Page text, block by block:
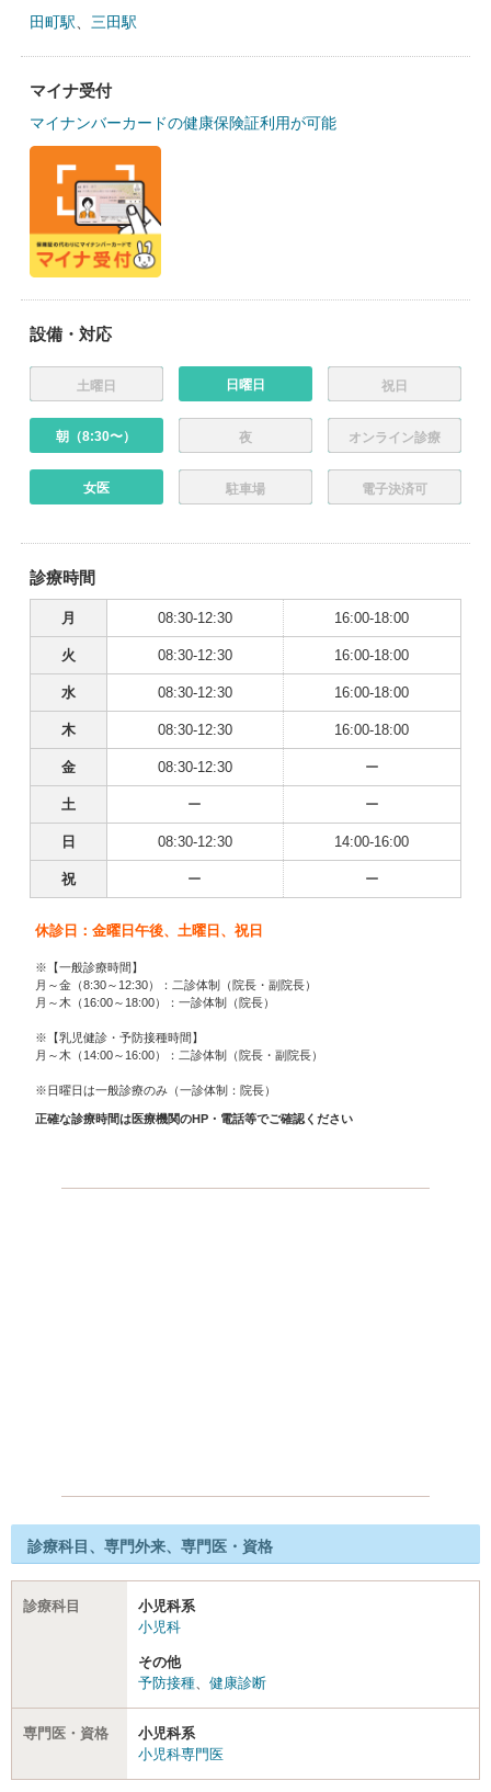
田町駅 三田駅
マイナ受付
マイナンバーカードの健康保険証利用が可能
設備・対応
土曜日 日曜日 祝日
朝（8:30〜） 夜 オンライン診療
女医 駐車場 電子決済可
診療時間
月 08:30-12:30 16:00-18:00
火 08:30-12:30 16:00-18:00
水 08:30-12:30 16:00-18:00
木 08:30-12:30 16:00-18:00
金 08:30-12:30 ー
土 ー ー
日 08:30-12:30 14:00-16:00
祝 ー ー
休診日：金曜日午後、土曜日、祝日
※【一般診療時間】
月～金（8:30～12:30）：二診体制（院長・副院長）
月～木（16:00～18:00）：一診体制（院長）
※【乳児健診・予防接種時間】
月～木（14:00～16:00）：二診体制（院長・副院長）
※日曜日は一般診療のみ（一診体制：院長）
正確な診療時間は医療機関のHP・電話等でご確認ください
診療科目、専門外来、専門医・資格
診療科目
小児科系
小児科
その他
予防接種、 健康診断
専門医・資格
小児科系
小児科専門医